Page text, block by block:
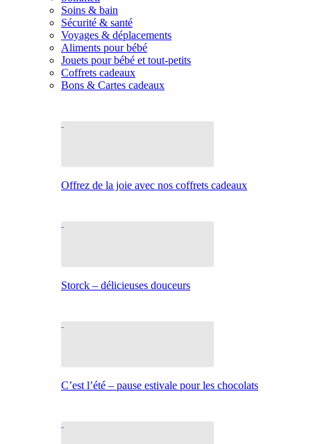
Soins & bain
Sécurité & santé
Voyages & déplacements
Aliments pour bébé
Jouets pour bébé et tout-petits
Coffrets cadeaux
Bons & Cartes cadeaux
Offrez de la joie avec nos coffrets cadeaux
Storck – délicieuses douceurs
C’est l’été – pause estivale pour les chocolats